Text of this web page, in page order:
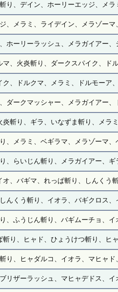
り、デイン、ホーリーエッジ、メラ
、メラミ、ライデイン、メラゾーマ
ホーリーラッシュ、メラガイアー、
マ、火炎斬り、ダークスパイク、ド
、ドルクマ、メラミ、ドルモーア、
ダークマッシャー、メラガイアー、
炎斬り、ギラ、いなずま斬り、メラ
、メラミ、ベギラマ、メラゾーマ、
、らいじん斬り、メラガイアー、ギ
オ、バギマ、れっぱ斬り、しんくう
んくう斬り、イオラ、バギクロス、
、ふうじん斬り、バギムーチョ、イ
斬り、ヒャド、ひょうけつ斬り、ヒ
り、ヒャダルコ、イオラ、マヒャド
リザーラッシュ、マヒャデドス、イ